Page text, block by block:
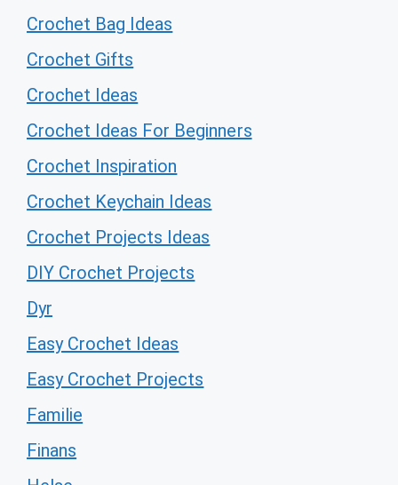
Crochet Bag Ideas
Crochet Gifts
Crochet Ideas
Crochet Ideas For Beginners
Crochet Inspiration
Crochet Keychain Ideas
Crochet Projects Ideas
DIY Crochet Projects
Dyr
Easy Crochet Ideas
Easy Crochet Projects
Familie
Finans